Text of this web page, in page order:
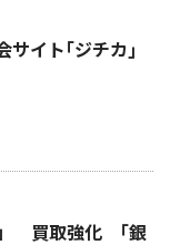
イト｢ジチカ｣
」 買取強化 ｢銀